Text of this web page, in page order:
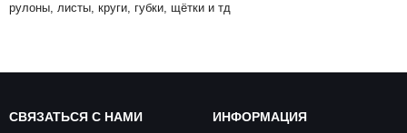
рулоны, листы, круги, губки, щётки и тд
СВЯЗАТЬСЯ С НАМИ ИНФОРМАЦИЯ